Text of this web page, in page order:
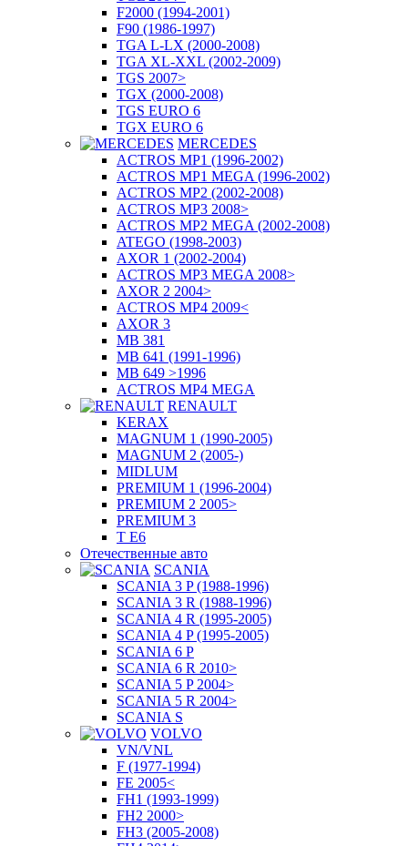
F2000 (1994-2001)
F90 (1986-1997)
TGA L-LX (2000-2008)
TGA XL-XXL (2002-2009)
TGS 2007>
TGX (2000-2008)
TGS EURO 6
TGX EURO 6
MERCEDES
ACTROS MP1 (1996-2002)
ACTROS MP1 MEGA (1996-2002)
ACTROS MP2 (2002-2008)
ACTROS MP3 2008>
ACTROS MP2 MEGA (2002-2008)
ATEGO (1998-2003)
AXOR 1 (2002-2004)
ACTROS MP3 MEGA 2008>
AXOR 2 2004>
ACTROS MP4 2009<
AXOR 3
MB 381
MB 641 (1991-1996)
MB 649 >1996
ACTROS MP4 MEGA
RENAULT
KERAX
MAGNUM 1 (1990-2005)
MAGNUM 2 (2005-)
MIDLUM
PREMIUM 1 (1996-2004)
PREMIUM 2 2005>
PREMIUM 3
T E6
Отечественные авто
SCANIA
SCANIA 3 P (1988-1996)
SCANIA 3 R (1988-1996)
SCANIA 4 R (1995-2005)
SCANIA 4 P (1995-2005)
SCANIA 6 P
SCANIA 6 R 2010>
SCANIA 5 P 2004>
SCANIA 5 R 2004>
SCANIA S
VOLVO
VN/VNL
F (1977-1994)
FE 2005<
FH1 (1993-1999)
FH2 2000>
FH3 (2005-2008)